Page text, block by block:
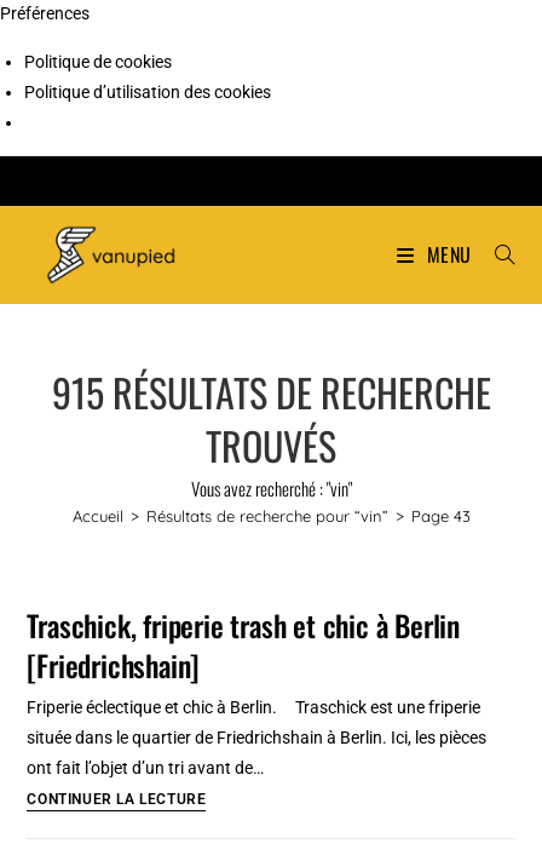
Préférences
Politique de cookies
Politique d’utilisation des cookies
MENU
915RÉSULTATS DE RECHERCHE
TROUVÉS
Vous avez recherché : "vin"
Accueil > Résultats de recherche pour“vin” > Page 43
Traschick, friperie trash et chic à Berlin
[Friedrichshain]
Friperie éclectique et chic à Berlin. Traschick est une friperie
située dans le quartier de Friedrichshain à Berlin. Ici, les pièces
ont fait l’objet d’un tri avant de…
CONTINUER LA LECTURETraschick,